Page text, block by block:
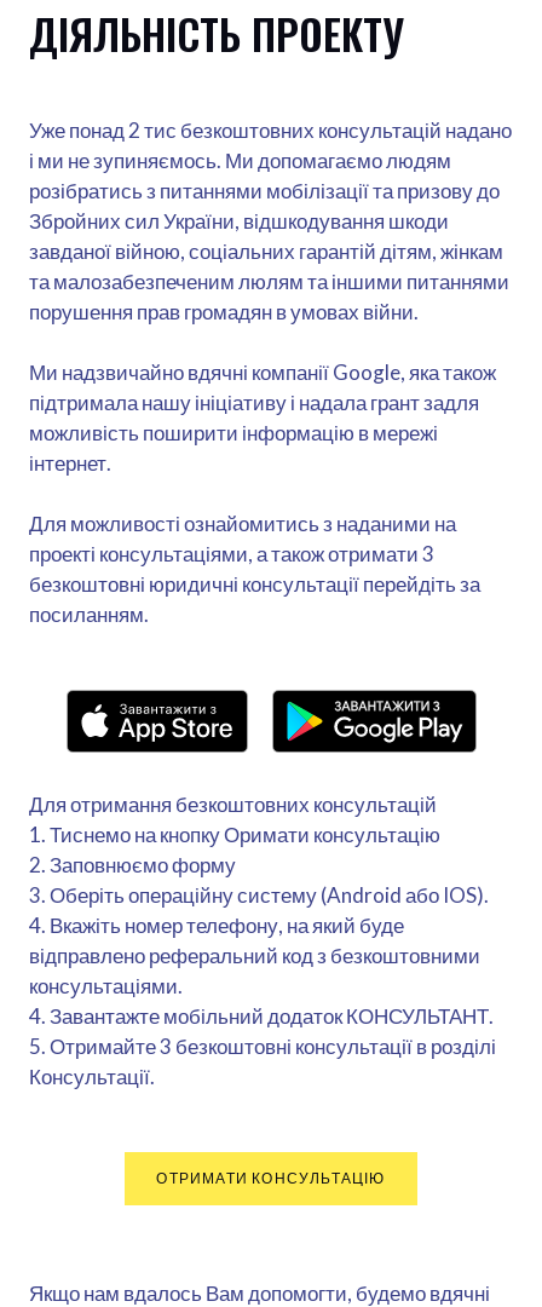
ДІЯЛЬНІСТЬ ПРОЕКТУ
Уже понад 2 тис безкоштовних консультацій надано
і ми не зупиняємось. Ми допомагаємо людям
розібратись з питаннями мобілізації та призову до
Збройних сил України, відшкодування шкоди
завданої війною, соціальних гарантій дітям, жінкам
та малозабезпеченим люлям та іншими питаннями
порушення прав громадян в умовах війни.
Ми надзвичайно вдячні компанії Google, яка також
підтримала нашу ініціативу і надала грант задля
можливість поширити інформацію в мережі
інтернет.
Для можливості ознайомитись з наданими на
проекті консультаціями, а також отримати 3
безкоштовні юридичні консультації перейдіть за
посиланням.
Для отримання безкоштовних консультацій
1. Тиснемо на кнопку Оримати консультацію
2. Заповнюємо форму
3. Оберіть операційну систему (Android або IOS).
4. Вкажіть номер телефону, на який буде
відправлено реферальний код з безкоштовними
консультаціями.
4. Завантажте мобільний додаток КОНСУЛЬТАНТ.
5. Отримайте 3 безкоштовні консультації в розділі
Консультації.
ОТРИМАТИ КОНСУЛЬТАЦІЮ
Якщо нам вдалось Вам допомогти, будемо вдячні